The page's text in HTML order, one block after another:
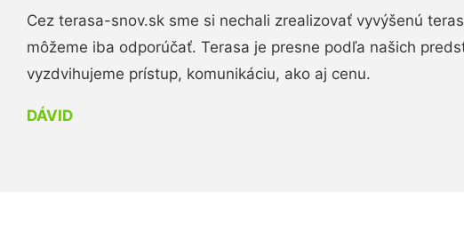
Cez terasa-snov.sk sme si nechali zrealizovať vyvýšenú
môžeme iba odporúčať. Terasa je presne podľa našich
vyzdvihujeme prístup, komunikáciu, ako aj cenu.
DÁVID